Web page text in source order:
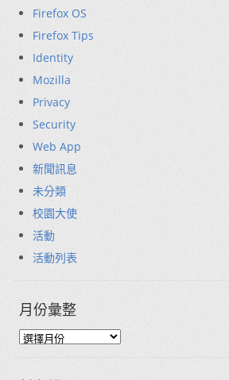
Firefox OS
Firefox Tips
Identity
Mozilla
Privacy
Security
Web App
新聞訊息
未分類
校園大使
活動
活動列表
月份彙整